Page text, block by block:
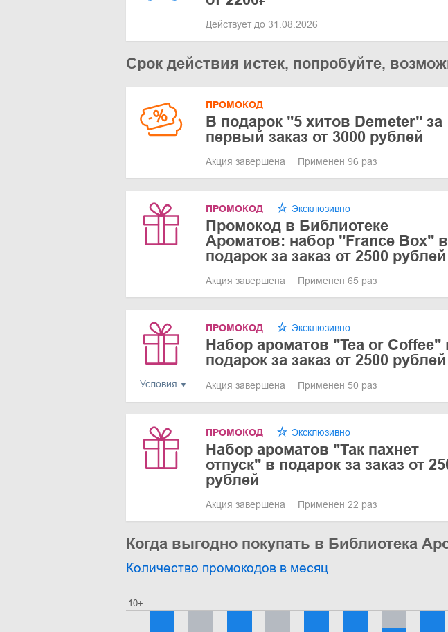
Действует до 31.08.2026
Срок действия истек, попробуйте,
ПРОМОКОД
В подарок "5 хитов Demeter" за
первый заказ от 3000 рублей
Акция завершена Применен 96 раз
ПРОМОКОД Эксклюзивно
Промокод в Библиотеке
Ароматов: набор "France Box" в
подарок за заказ от 2500 рублей
Акция завершена Применен 65 раз
Условия
ПРОМОКОД Эксклюзивно
Набор ароматов "Tea or Сoffee"
подарок за заказ от 2500 рублей
Акция завершена Применен 50 раз
ПРОМОКОД Эксклюзивно
Набор ароматов "Так пахнет
отпуск" в подарок за заказ от
рублей
Акция завершена Применен 22 раз
Когда выгодно покупать в Библиотека
Количество промокодов в месяц
10+